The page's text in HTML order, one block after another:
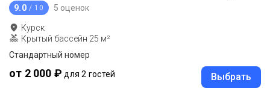
9.0 / 10 5 оценок
Курск
Крытый бассейн 25 м²
Стандартный номер
от 2 000 ₽ для 2 гостей Выбрать